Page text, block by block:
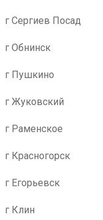
г Сергиев Посад
г Обнинск
г Пушкино
г Жуковский
г Раменское
г Красногорск
г Егорьевск
г Клин